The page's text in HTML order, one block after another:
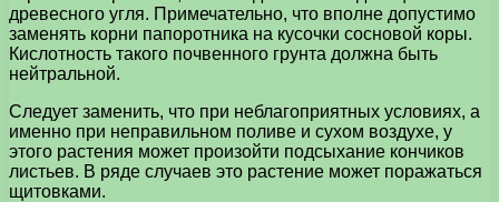
древесного угля. Примечательно, что вполне допустимо
заменять корни папоротника на кусочки сосновой коры.
Кислотность такого почвенного грунта должна быть
нейтральной.
Следует заменить, что при неблагоприятных условиях, а
именно при неправильном поливе и сухом воздухе, у
этого растения может произойти подсыхание кончиков
листьев. В ряде случаев это растение может поражаться
щитовками.